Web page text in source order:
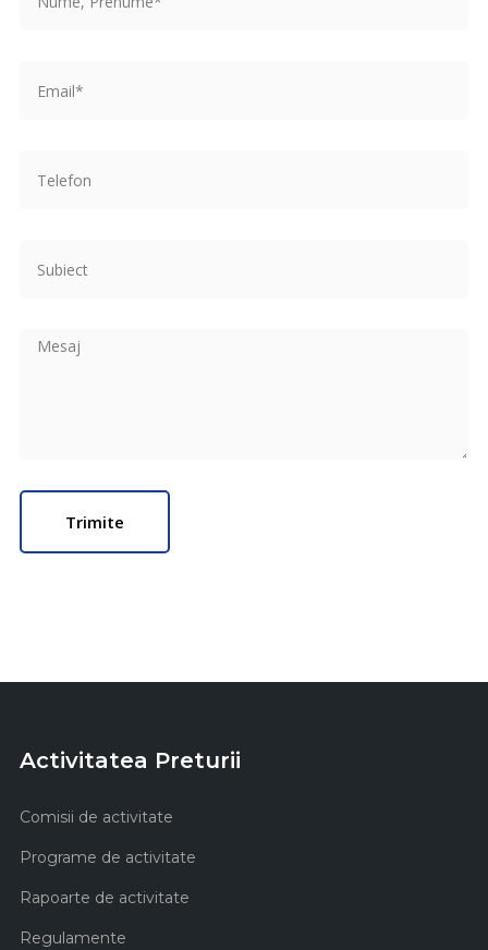
Activitatea Preturii
Comisii de activitate
Programe de activitate
Rapoarte de activitate
Regulamente